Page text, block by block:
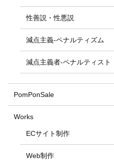
性善説・性悪説
減点主義-ペナルティズム
減点主義者-ペナルティスト
PomPonSale
Works
ECサイト制作
Web制作